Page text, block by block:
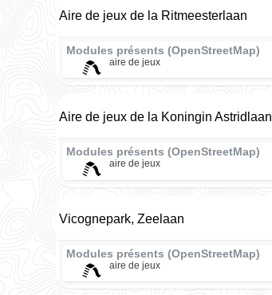
Aire de jeux de la Ritmeesterlaan
Modules présents (OpenStreetMap)
aire de jeux
Aire de jeux de la Koningin Astridlaan
Modules présents (OpenStreetMap)
aire de jeux
Vicognepark, Zeelaan
Modules présents (OpenStreetMap)
aire de jeux